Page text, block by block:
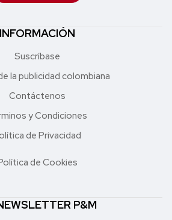
INFORMACIÓN
Suscríbase
la publicidad colombiana
Contáctenos
y Condiciones
de Privacidad
de Cookies
P&M